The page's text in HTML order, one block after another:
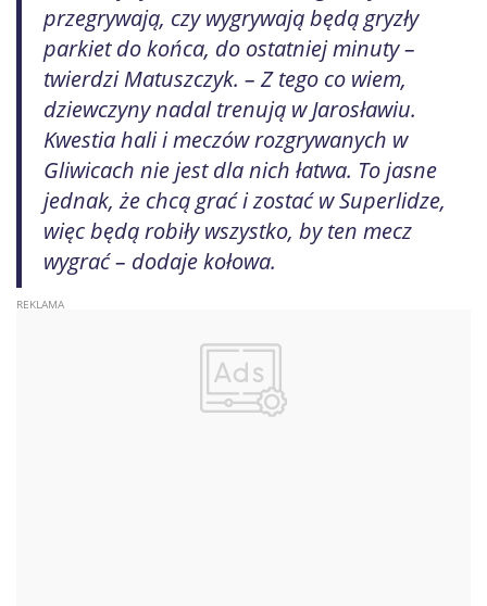
przegrywają, czy wygrywają będą gryzły
parkiet do końca, do ostatniej minuty –
twierdzi Matuszczyk. – Z tego co wiem,
dziewczyny nadal trenują w Jarosławiu.
Kwestia hali i meczów rozgrywanych w
Gliwicach nie jest dla nich łatwa. To jasne
jednak, że chcą grać i zostać w Superlidze,
więc będą robiły wszystko, by ten mecz
wygrać – dodaje kołowa.